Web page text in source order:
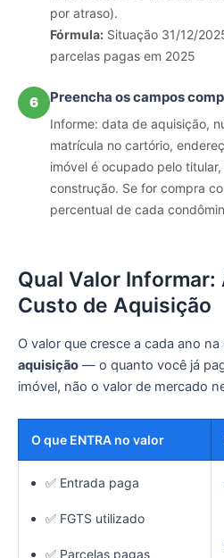
por atraso).
Fórmula: Situação 31/12/
parcelas pagas em 2025
6 Preencha os campos
Informe: data de aquisição,
matrícula no cartório,
imóvel é ocupado pelo
construção. Se for compra
percentual de cada
Qual Valor Informar:
Custo de Aquisição
O valor que cresce a cada ano na
aquisição — o quanto você já
imóvel, não o valor de mercado
O que ENTRA no valor
✅ Entrada paga
✅ FGTS utilizado
✅ Parcelas pagas